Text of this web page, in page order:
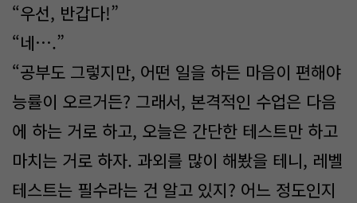
“우선, 반갑다!”
“네….”
“공부도 그렇지만, 어떤 일을 하든 마음이 편해야
능률이 오르거든? 그래서, 본격적인 수업은 다음
에 하는 거로 하고, 오늘은 간단한 테스트만 하고
마치는 거로 하자. 과외를 많이 해봤을 테니, 레벨
테스트는 필수라는 건 알고 있지? 어느 정도인지